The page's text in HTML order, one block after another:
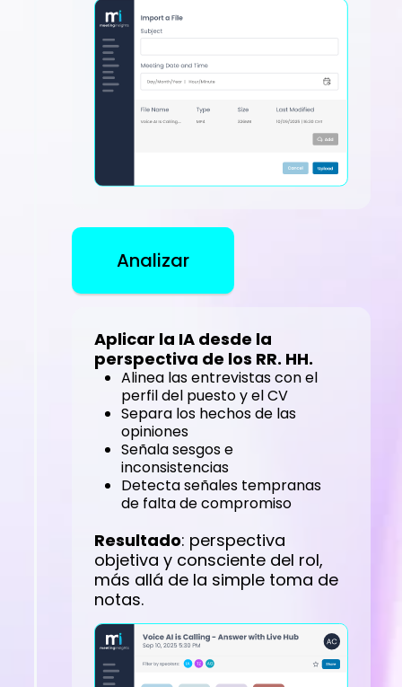
Analizar
Aplicar la IA desde la
perspectiva de los RR. HH.
Alinea las entrevistas con el
perfil del puesto y el CV
Separa los hechos de las
opiniones
Señala sesgos e
inconsistencias
Detecta señales tempranas
de falta de compromiso
Resultado: perspectiva
objetiva y consciente del rol,
más allá de la simple toma de
notas.